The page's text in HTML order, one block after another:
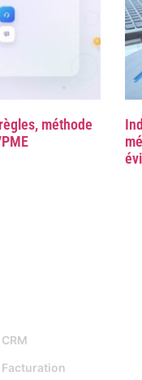
méthode
CRM
Facturation